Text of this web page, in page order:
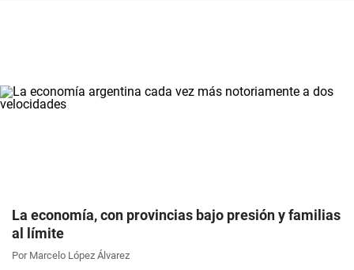
La economía, con provincias bajo presión y familias
al límite
Por Marcelo López Álvarez